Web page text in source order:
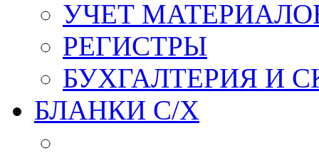
УЧЕТ
РЕГИСТРЫ
БУХГАЛТЕРИЯ И
БЛАНКИ С/Х